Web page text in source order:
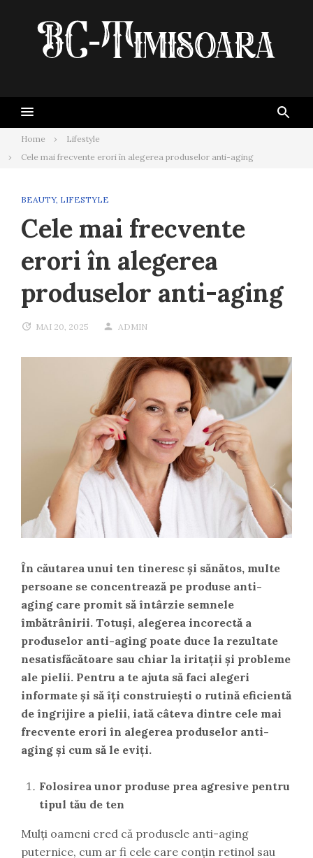
Home
Lifestyle
Cele mai frecvente erori în alegerea produselor anti-aging
BEAUTY, LIFESTYLE
Cele mai frecvente
erori în alegerea
produselor anti-aging
MAI 20, 2025 ADMIN
În căutarea unui ten tineresc și sănătos, multe
persoane se concentrează pe produse anti-
aging care promit să întârzie semnele
îmbătrânirii. Totuși, alegerea incorectă a
produselor anti-aging poate duce la rezultate
nesatisfăcătoare sau chiar la iritații și probleme
ale pielii. Pentru a te ajuta să faci alegeri
informate și să îți construiești o rutină eficientă
de îngrijire a pielii, iată câteva dintre cele mai
frecvente erori în alegerea produselor anti-
aging și cum să le eviți.
Folosirea unor produse prea agresive pentru
tipul tău de ten
Mulți oameni cred că produsele anti-aging
puternice, cum ar fi cele care conțin retinol sau